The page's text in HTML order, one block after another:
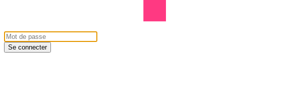
Se connecter